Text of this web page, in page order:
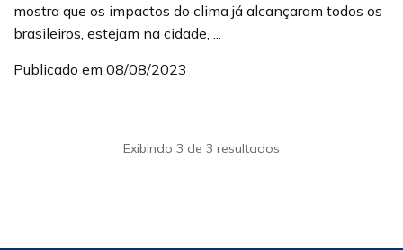
mostra que os impactos do clima já alcançaram todos os
brasileiros, estejam na cidade, ...
Publicado em 08/08/2023
Exibindo 3 de 3 resultados